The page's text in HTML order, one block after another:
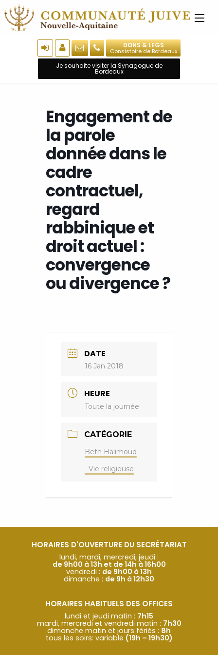
DONS & LEGS
Consistoire de Bordeaux
Je souhaite visiter la Synagogue de
Bordeaux
Engagement de
la parole
donnée dans le
cadre
contractuel,
regard
rabbinique et
droit actuel :
convergence
ou divergence ?
DATE
16 Jan 2018
HEURE
Toute la journée
CATÉGORIE
Beth Halimoud
Vie religieuse
HORAIRES D'OUVERTURE DU SECRÉTARIAT
lundi, mardi, mercredi, jeudi :
de 9h00 à 13h et de 14h à 16h00
vendredi : de 9h00 à 13h
dimanche : de 9h à 12h30
HORAIRES HABITUELS DES OFFICES
lundi et jeudi matin : 7h15
mardi, mercredi et vendredi matin : 7h30
dimanche matin et jours fériés : 8h
tous les soirs: variable (19h – 19h30)